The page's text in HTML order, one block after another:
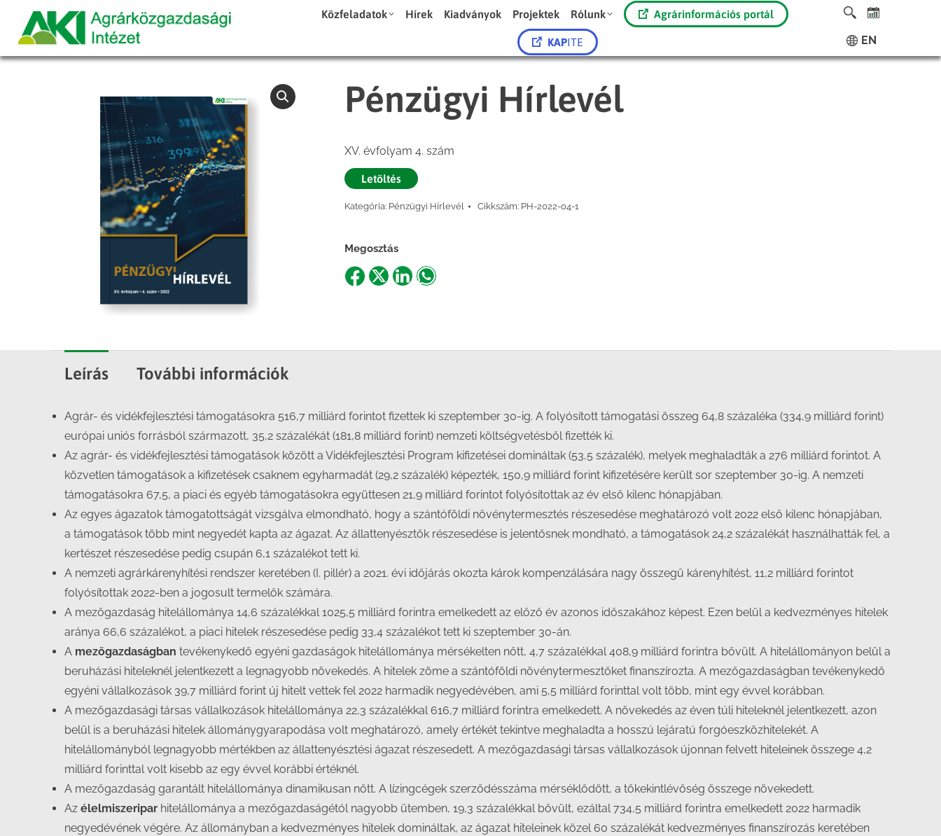
Közfeladatok Hírek Kiadványok Projektek Rólunk Agrárinformációs portál
KAPITE EN
Pénzügyi Hírlevél
XV. évfolyam 4. szám
Letöltés
Kategória: Pénzügyi Hírlevél Cikkszám: PH-2022-04-1
Megosztás
ShareShareShareShare
Leírás További információk
Agrár- és vidékfejlesztési támogatásokra 516,7 milliárd forintot fizettek ki szeptember 30-ig. A folyósított támogatási összeg 64,8 százaléka (334,9 milliárd forint)
európai uniós forrásból származott, 35,2 százalékát (181,8 milliárd forint) nemzeti költségvetésből fizették ki.
Az agrár- és vidékfejlesztési támogatások között a Vidékfejlesztési Program kifizetései domináltak (53,5 százalék), melyek meghaladták a 276 milliárd forintot. A
közvetlen támogatások a kifizetések csaknem egyharmadát (29,2 százalék) képezték, 150,9 milliárd forint kifizetésére került sor szeptember 30-ig. A nemzeti
támogatásokra 67,5, a piaci és egyéb támogatásokra együttesen 21,9 milliárd forintot folyósítottak az év első kilenc hónapjában.
Az egyes ágazatok támogatottságát vizsgálva elmondható, hogy a szántóföldi növénytermesztés részesedése meghatározó volt 2022 első kilenc hónapjában,
a támogatások több mint negyedét kapta az ágazat. Az állattenyésztők részesedése is jelentősnek mondható, a támogatások 24,2 százalékát használhatták fel, a
kertészet részesedése pedig csupán 6,1 százalékot tett ki.
A nemzeti agrárkárenyhítési rendszer keretében (I. pillér) a 2021. évi időjárás okozta károk kompenzálására nagy összegű kárenyhítést, 11,2 milliárd forintot
folyósítottak 2022-ben a jogosult termelők számára.
A mezőgazdaság hitelállománya 14,6 százalékkal 1025,5 milliárd forintra emelkedett az előző év azonos időszakához képest. Ezen belül a kedvezményes hitelek
aránya 66,6 százalékot, a piaci hitelek részesedése pedig 33,4 százalékot tett ki szeptember 30-án.
A mezőgazdaságban tevékenykedő egyéni gazdaságok hitelállománya mérsékelten nőtt, 4,7 százalékkal 408,9 milliárd forintra bővült. A hitelállományon belül a
beruházási hiteleknél jelentkezett a legnagyobb növekedés. A hitelek zöme a szántóföldi növénytermesztőket finanszírozta. A mezőgazdaságban tevékenykedő
egyéni vállalkozások 39,7 milliárd forint új hitelt vettek fel 2022 harmadik negyedévében, ami 5,5 milliárd forinttal volt több, mint egy évvel korábban.
A mezőgazdasági társas vállalkozások hitelállománya 22,3 százalékkal 616,7 milliárd forintra emelkedett. A növekedés az éven túli hiteleknél jelentkezett, azon
belül is a beruházási hitelek állománygyarapodása volt meghatározó, amely értékét tekintve meghaladta a hosszú lejáratú forgóeszközhitelekét. A
hitelállományból legnagyobb mértékben az állattenyésztési ágazat részesedett. A mezőgazdasági társas vállalkozások újonnan felvett hiteleinek összege 4,2
milliárd forinttal volt kisebb az egy évvel korábbi értéknél.
A mezőgazdaság garantált hitelállománya dinamikusan nőtt. A lízingcégek szerződésszáma mérséklődött, a tőkekintlévőség összege növekedett.
Az élelmiszeripar hitelállománya a mezőgazdaságétól nagyobb ütemben, 19,3 százalékkal bővült, ezáltal 734,5 milliárd forintra emelkedett 2022 harmadik
negyedévének végére. Az állományban a kedvezményes hitelek domináltak, az ágazat hiteleinek közel 60 százalékát kedvezményes finanszírozás keretében